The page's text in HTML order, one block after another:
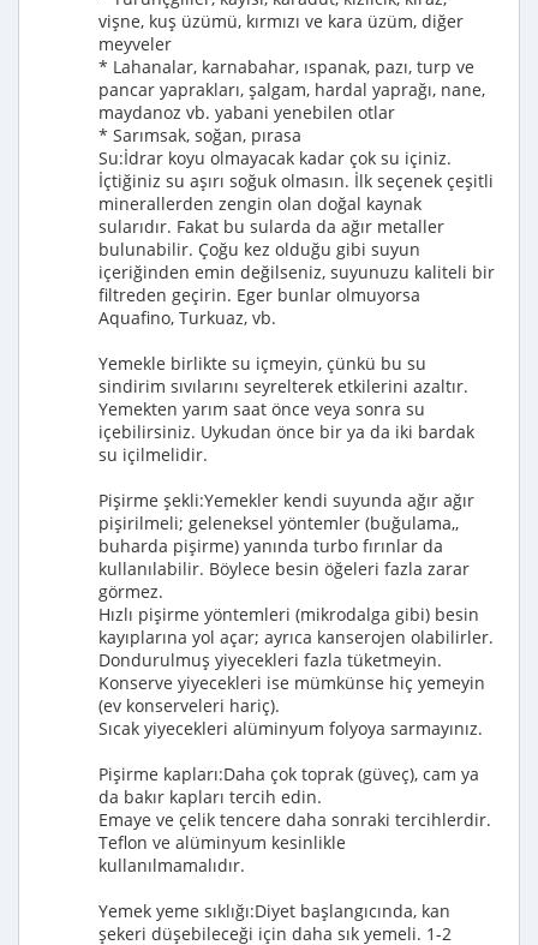
vişne, kuş üzümü, kırmızı ve kara üzüm, diğer
meyveler
* Lahanalar, karnabahar, ıspanak, pazı, turp ve
pancar yaprakları, şalgam, hardal yaprağı, nane,
maydanoz vb. yabani yenebilen otlar
* Sarımsak, soğan, pırasa
Su:İdrar koyu olmayacak kadar çok su içiniz.
İçtiğiniz su aşırı soğuk olmasın. İlk seçenek çeşitli
minerallerden zengin olan doğal kaynak
sularıdır. Fakat bu sularda da ağır metaller
bulunabilir. Çoğu kez olduğu gibi suyun
içeriğinden emin değilseniz, suyunuzu kaliteli bir
filtreden geçirin. Eger bunlar olmuyorsa
Aquafino, Turkuaz, vb.
Yemekle birlikte su içmeyin, çünkü bu su
sindirim sıvılarını seyrelterek etkilerini azaltır.
Yemekten yarım saat önce veya sonra su
içebilirsiniz. Uykudan önce bir ya da iki bardak
su içilmelidir.
Pişirme şekli:Yemekler kendi suyunda ağır ağır
pişirilmeli; geleneksel yöntemler (buğulama,,
buharda pişirme) yanında turbo fırınlar da
kullanılabilir. Böylece besin öğeleri fazla zarar
görmez.
Hızlı pişirme yöntemleri (mikrodalga gibi) besin
kayıplarına yol açar; ayrıca kanserojen olabilirler.
Dondurulmuş yiyecekleri fazla tüketmeyin.
Konserve yiyecekleri ise mümkünse hiç yemeyin
(ev konserveleri hariç).
Sıcak yiyecekleri alüminyum folyoya sarmayınız.
Pişirme kapları:Daha çok toprak (güveç), cam ya
da bakır kapları tercih edin.
Emaye ve çelik tencere daha sonraki tercihlerdir.
Teflon ve alüminyum kesinlikle
kullanılmamalıdır.
Yemek yeme sıklığı:Diyet başlangıcında, kan
şekeri düşebileceği için daha sık yemeli. 1-2